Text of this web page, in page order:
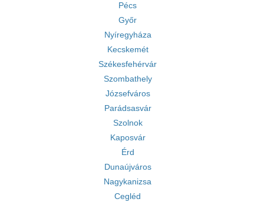
Pécs
Győr
Nyíregyháza
Kecskemét
Székesfehérvár
Szombathely
Józsefváros
Parádsasvár
Szolnok
Kaposvár
Érd
Dunaújváros
Nagykanizsa
Cegléd